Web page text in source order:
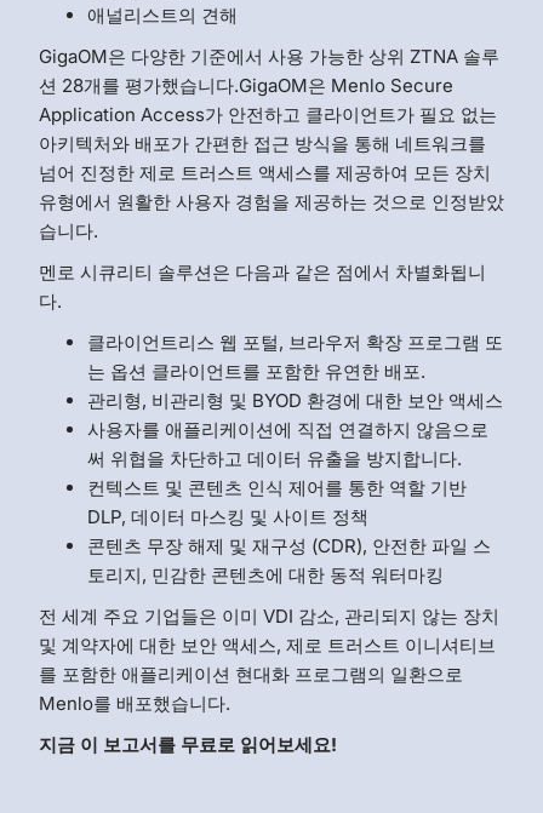
애널리스트의 견해
GigaOM은 다양한 기준에서 사용 가능한 상위 ZTNA 솔루
션 28개를 평가했습니다.GigaOM은 Menlo Secure
Application Access가 안전하고 클라이언트가 필요 없는
아키텍처와 배포가 간편한 접근 방식을 통해 네트워크를
넘어 진정한 제로 트러스트 액세스를 제공하여 모든 장치
유형에서 원활한 사용자 경험을 제공하는 것으로 인정받았
습니다.
멘로 시큐리티 솔루션은 다음과 같은 점에서 차별화됩니
다.
클라이언트리스 웹 포털, 브라우저 확장 프로그램 또
는 옵션 클라이언트를 포함한 유연한 배포.
관리형, 비관리형 및 BYOD 환경에 대한 보안 액세스
사용자를 애플리케이션에 직접 연결하지 않음으로
써 위협을 차단하고 데이터 유출을 방지합니다.
컨텍스트 및 콘텐츠 인식 제어를 통한 역할 기반
DLP, 데이터 마스킹 및 사이트 정책
콘텐츠 무장 해제 및 재구성 (CDR), 안전한 파일 스
토리지, 민감한 콘텐츠에 대한 동적 워터마킹
전 세계 주요 기업들은 이미 VDI 감소, 관리되지 않는 장치
및 계약자에 대한 보안 액세스, 제로 트러스트 이니셔티브
를 포함한 애플리케이션 현대화 프로그램의 일환으로
Menlo를 배포했습니다.
지금 이 보고서를 무료로 읽어보세요!